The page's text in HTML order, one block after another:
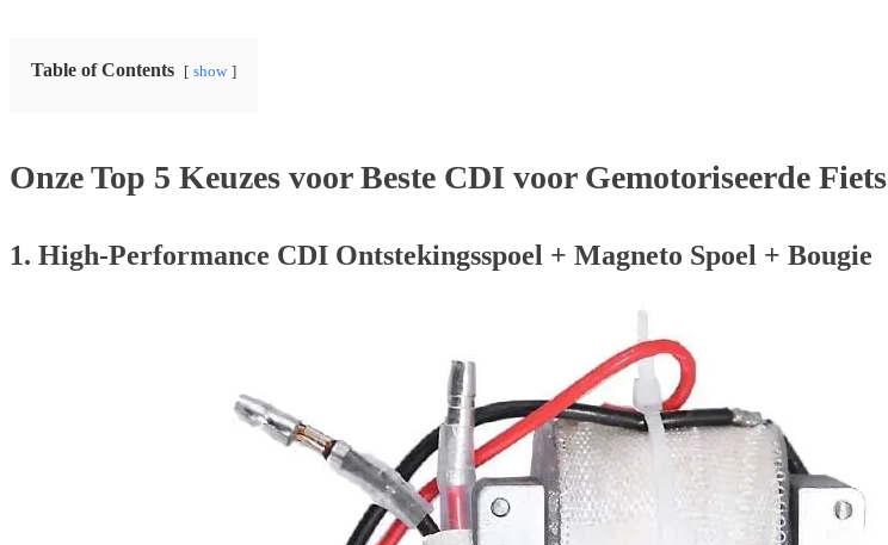
Table of Contents show
Onze Top 5 Keuzes voor Beste CDI voor Gemotoriseerde Fiets
1. High-Performance CDI Ontstekingsspoel + Magneto Spoel + Bougie